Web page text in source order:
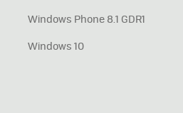
Windows Phone 8.1 GDR1
Windows 10